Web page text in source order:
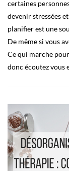
certaines
devenir stressées
planifier est une
De même si vous
Ce qui marche
donc écoutez vous